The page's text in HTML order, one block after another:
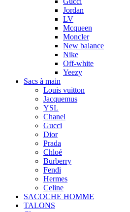
Jordan
LV
Mcqueen
Moncler
New balance
Nike
Off-white
Yeezy
Sacs à main
Louis vuitton
Jacquemus
YSL
Chanel
Gucci
Dior
Prada
Chloé
Burberry
Fendi
Hermes
Celine
SACOCHE HOMME
TALONS